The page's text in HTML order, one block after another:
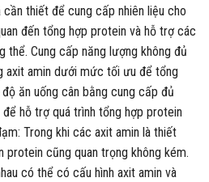
thiết để cung cấp nhiên liệu cho
đến tổng hợp protein và hỗ trợ các
Cung cấp năng lượng không đủ
axit amin dưới mức tối ưu để tổng
ăn uống cân bằng cung cấp đủ
hỗ trợ quá trình tổng hợp protein
Trong khi các axit amin là thiết
protein cũng quan trọng không kém.
có thể có cấu hình axit amin và